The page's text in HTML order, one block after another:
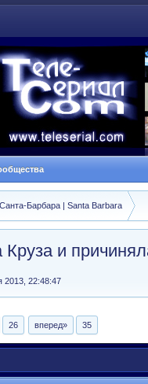
Санта-Барбара | Santa Barbara
и
2013, 22:48:47
26 вперед» 35